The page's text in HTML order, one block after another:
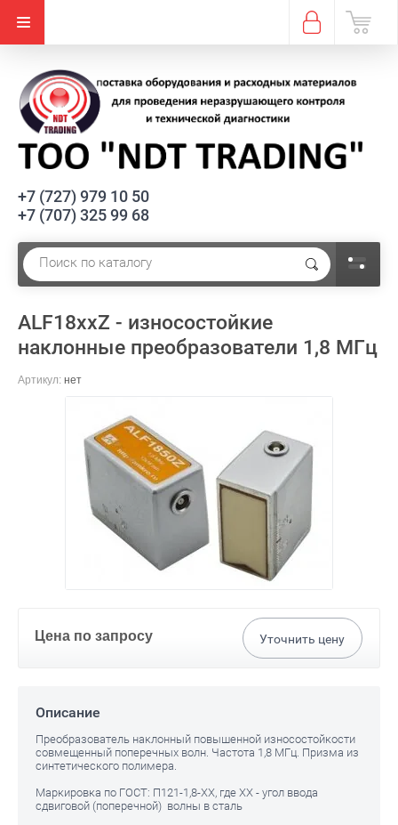
+7 (727) 979 10 50
+7 (707) 325 99 68
ALF18xxZ - износостойкие
наклонные преобразователи 1,8 МГц
Артикул: нет
Цена по запросу Уточнить цену
Описание
Преобразователь наклонный повышенной износостойкости
совмещенный поперечных волн. Частота 1,8 МГц. Призма из
синтетического полимера.
Маркировка по ГОСТ: П121-1,8-ХХ, где XX - угол ввода
сдвиговой (поперечной) волны в сталь